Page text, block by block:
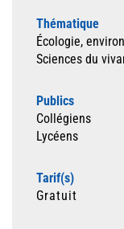
Thématique
Écologie,
Sciences du
Publics
Collégiens
Lycéens
Tarif(s)
Gratuit